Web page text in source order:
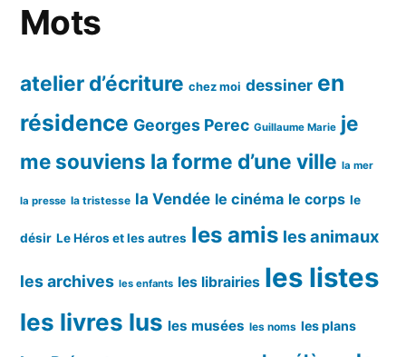
Mots
atelier d’écriture chez moi dessiner en
résidence Georges Perec Guillaume Marie je
me souviens la forme d’une ville la mer
la presse la tristesse la Vendée le cinéma le corps le
désir Le Héros et les autres les amis les animaux
les archives les enfants les librairies les listes
les livres lus les musées les noms les plans